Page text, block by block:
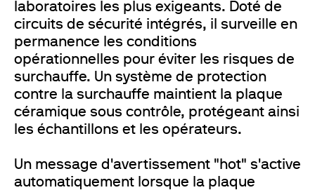
laboratoires les plus exigeants. Doté de
circuits de sécurité intégrés, il surveille en
permanence les conditions
opérationnelles pour éviter les risques de
surchauffe. Un système de protection
contre la surchauffe maintient la plaque
céramique sous contrôle, protégeant ainsi
les échantillons et les opérateurs.
Un message d'avertissement "hot" s'active
automatiquement lorsque la plaque